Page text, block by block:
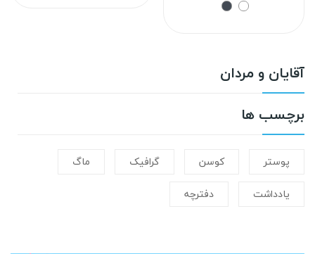
آقایان و مردان
برچسب ها
پوستر کوسن گرافیک
ماگ
یادداشت
دفترچه